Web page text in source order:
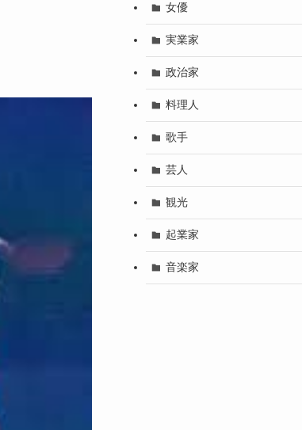
女優
実業家
政治家
料理人
歌手
芸人
観光
起業家
音楽家